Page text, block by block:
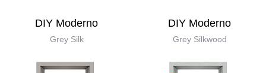
DIY Moderno
Grey Silk
DIY Moderno
Grey Silkwood